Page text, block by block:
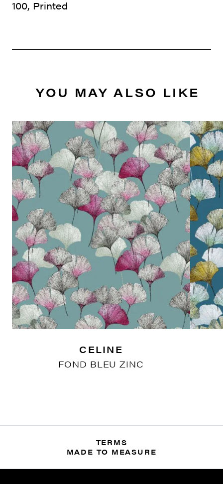
100, Printed
YOU MAY ALSO LIKE
CELINE
FOND BLEU ZINC
TERMS
MADE TO MEASURE